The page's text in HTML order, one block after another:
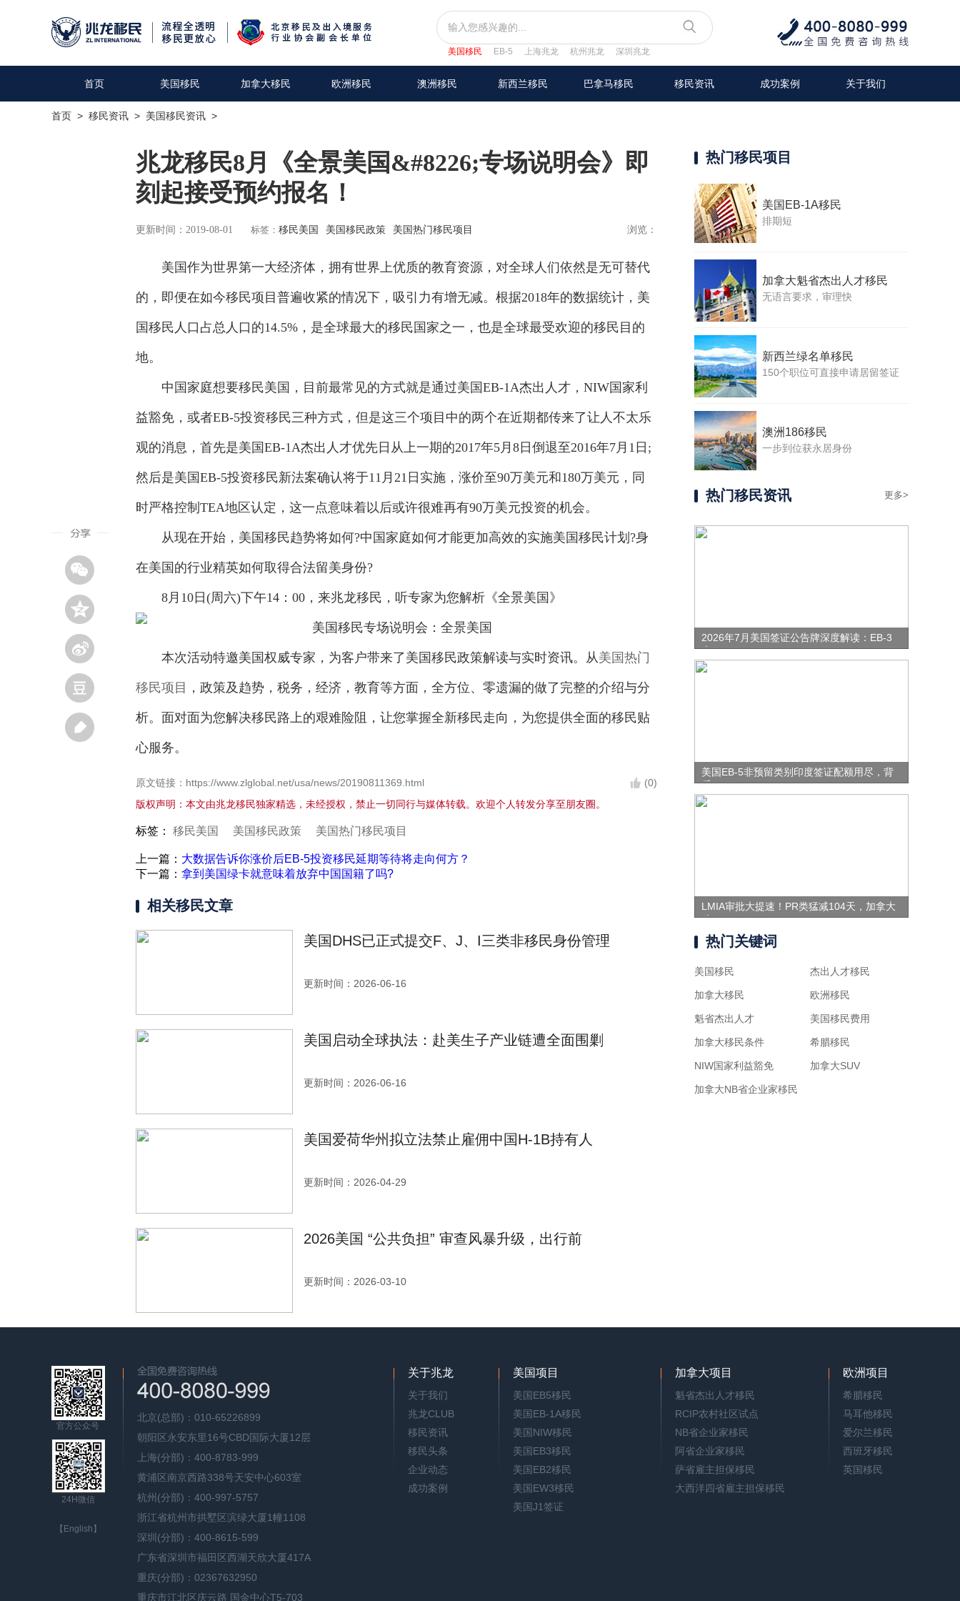
美国移民 EB-5 上海兆龙 杭州兆龙 深圳兆龙
首页 美国移民 加拿大移民 欧洲移民 澳洲移民 新西兰移民 巴拿马移民 移民资讯 成功案例 关于我们
首页 > 移民资讯 > 美国移民资讯 >
兆龙移民8月《全景美国&#8226;专场说明会》即
刻起接受预约报名！
更新时间：2019-08-01 标签： 移民美国 美国移民政策 美国热门移民项目 浏览：
美国作为世界第一大经济体，拥有世界上优质的教育资源，对全球人们依然是无可替代
的，即便在如今移民项目普遍收紧的情况下，吸引力有增无减。根据2018年的数据统计，美
国移民人口占总人口的14.5%，是全球最大的移民国家之一，也是全球最受欢迎的移民目的
地。
中国家庭想要移民美国，目前最常见的方式就是通过美国EB-1A杰出人才，NIW国家利
益豁免，或者EB-5投资移民三种方式，但是这三个项目中的两个在近期都传来了让人不太乐
观的消息，首先是美国EB-1A杰出人才优先日从上一期的2017年5月8日倒退至2016年7月1日;
然后是美国EB-5投资移民新法案确认将于11月21日实施，涨价至90万美元和180万美元，同
时严格控制TEA地区认定，这一点意味着以后或许很难再有90万美元投资的机会。
从现在开始，美国移民趋势将如何?中国家庭如何才能更加高效的实施美国移民计划?身
在美国的行业精英如何取得合法留美身份?
8月10日(周六)下午14：00，来兆龙移民，听专家为您解析《全景美国》
本次活动特邀美国权威专家，为客户带来了美国移民政策解读与实时资讯。从美国热门
移民项目 ，政策及趋势，税务，经济，教育等方面，全方位、零遗漏的做了完整的介绍与分
析。面对面为您解决移民路上的艰难险阻，让您掌握全新移民走向，为您提供全面的移民贴
心服务。
原文链接：https://www.zlglobal.net/usa/news/20190811369.html
(0)
版权声明：本文由兆龙移民独家精选，未经授权，禁止一切同行与媒体转载。欢迎个人转发分享至朋友圈。
标签： 移民美国 美国移民政策 美国热门移民项目
上一篇： 大数据告诉你涨价后EB-5投资移民延期等待将走向何方？
下一篇： 拿到美国绿卡就意味着放弃中国国籍了吗?
相关移民文章
美国DHS已正式提交F、J、I三类非移民身份管理
更新时间：2026-06-16
美国启动全球执法：赴美生子产业链遭全面围剿
更新时间：2026-06-16
美国爱荷华州拟立法禁止雇佣中国H-1B持有人
更新时间：2026-04-29
2026美国 “公共负担” 审查风暴升级，出行前
更新时间：2026-03-10
热门移民项目
美国EB-1A移民
排期短
加拿大魁省杰出人才移民
无语言要求，审理快
新西兰绿名单移民
150个职位可直接申请居留签证
澳洲186移民
一步到位获永居身份
热门移民资讯 更多>
2026年7月美国签证公告牌深度解读：EB-3
表
美国EB-5非预留类别印度签证配额用尽，背
后
LMIA审批大提速！PR类猛减104天，加拿大
移
热门关键词
美国移民
加拿大移民
魁省杰出人才
加拿大移民条件
NIW国家利益豁免
加拿大NB省企业家移民
杰出人才移民
欧洲移民
美国移民费用
希腊移民
加拿大SUV
官方公众号
24H微信
【English】
北京(总部)：010-65226899
朝阳区永安东里16号CBD国际大厦12层
上海(分部)：400-8783-999
黄浦区南京西路338号天安中心603室
杭州(分部)：400-997-5757
浙江省杭州市拱墅区滨绿大厦1幢1108
深圳(分部)：400-8615-599
广东省深圳市福田区西湖天欣大厦417A
重庆(分部)：02367632950
重庆市江北区庆云路 国金中心T5-703
关于兆龙
关于我们
兆龙CLUB
移民资讯
移民头条
企业动态
成功案例
美国项目
美国EB5移民
美国EB-1A移民
美国NIW移民
美国EB3移民
美国EB2移民
美国EW3移民
美国J1签证
加拿大项目
魁省杰出人才移民
RCIP农村社区试点
NB省企业家移民
阿省企业家移民
萨省雇主担保移民
大西洋四省雇主担保移民
欧洲项目
希腊移民
马耳他移民
爱尔兰移民
西班牙移民
英国移民